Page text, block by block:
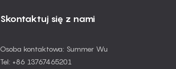
Skontaktuj się z nami
Osoba kontaktowa: Summer Wu
Tel: +86 13767465201